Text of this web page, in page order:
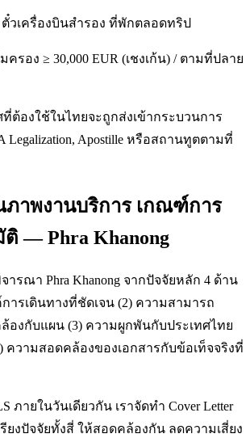
ตั๋วเครื่องบินสำรอง ที่พักตลอดทริป
รอง ≥ 30,000 EUR (เชงเก้น) / ตามที่ปลาย
ที่ต้องใช้ในไทยจะถูกส่งเข้ากระบวนการ
Legalization, Apostille หรือสถานทูตตามที่
าพงานบริการ เกณฑ์การ
— Phra Khanong
ารณา Phra Khanong จากปัจจัยหลัก 4 ด้าน
ารเดินทางที่ชัดเจน (2) ความสามารถ
องกับแผน (3) ความผูกพันกับประเทศไทย
ความสอดคล้องของเอกสารกับข้อเท็จจริงที่
ภายในวันเดียวกัน เราจัดทำ Cover Letter
รียงปัจจัยทั้งสี่ ให้สอดคล้องกัน ลดความเสี่ยง